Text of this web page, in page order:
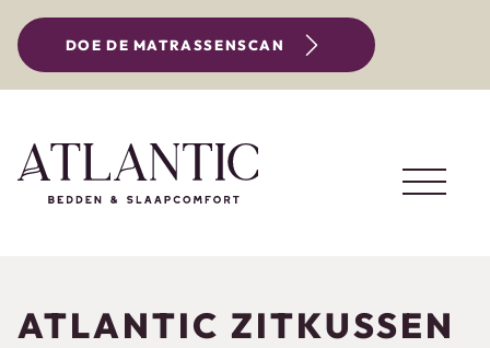
DOE DE MATRASSENSCAN
ATLANTIC ZITKUSSEN